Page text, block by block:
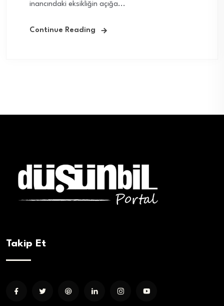
inancındaki eksikliğin açığa...
Continue Reading
Takip Et